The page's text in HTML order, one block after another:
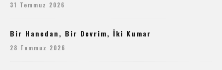
31 Temmuz 2026
Bir Hanedan, Bir Devrim, İki Kumar
28 Temmuz 2026